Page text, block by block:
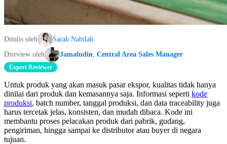
Ditulis oleh
Sarah Nabilah
Direview oleh
Jamaludin Central Area Sales Manager
Expert Reviewer
Untuk produk yang akan masuk pasar ekspor, kualitas tidak hanya
dinilai dari produk dan kemasannya saja. Informasi seperti kode
produksi, batch number, tanggal produksi, dan data traceability juga
harus tercetak jelas, konsisten, dan mudah dibaca. Kode ini
membantu proses pelacakan produk dari pabrik, gudang,
pengiriman, hingga sampai ke distributor atau buyer di negara
tujuan.